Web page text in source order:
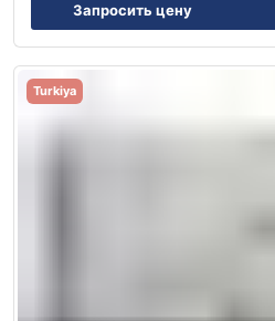
Запросить цену
Turkiya